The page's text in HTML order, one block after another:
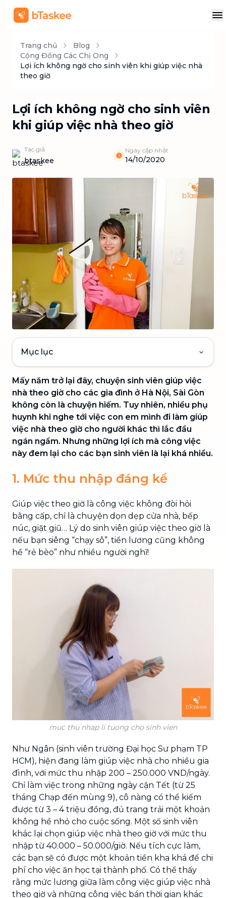
Trang chủ
Blog
Cộng Đồng Các Chị Ong
Lợi ích không ngờ cho sinh viên khi giúp việc nhà
theo giờ
Lợi ích không ngờ cho sinh viên
khi giúp việc nhà theo giờ
Tác giả
btaskee
Ngày cập nhật
14/10/2020
Mục lục
Mấy năm trở lại đây, chuyện sinh viên giúp việc
nhà theo giờ cho các gia đình ở Hà Nội, Sài Gòn
không còn là chuyện hiếm. Tuy nhiên, nhiều phụ
huynh khi nghe tới việc con em mình đi làm giúp
việc nhà theo giờ cho người khác thì lắc đầu
ngán ngẩm. Nhưng những lợi ích mà công việc
này đem lại cho các bạn sinh viên là lại khá nhiều.
1. Mức thu nhập đáng kể
Giúp việc theo giờ là công việc không đòi hỏi
bằng cấp, chỉ là chuyện dọn dẹp cửa nhà, bếp
núc, giặt giũ… Lý do sinh viên giúp việc theo giờ là
nếu bạn siêng “chạy sô”, tiền lương cũng không
hề “rẻ bèo” như nhiều người nghĩ!
muc thu nhap li tuong cho sinh vien
Như Ngân (sinh viên trường Đại học Sư phạm TP
HCM), hiện đang làm giúp việc nhà cho nhiều gia
đình, với mức thu nhập 200 – 250.000 VND/ngày.
Chỉ làm việc trong những ngày cận Tết (từ 25
tháng Chạp đến mùng 9), cô nàng có thể kiếm
được từ 3 – 4 triệu đồng, đủ trang trải một khoản
không hề nhỏ cho cuộc sống. Một số sinh viên
khác lại chọn giúp việc nhà theo giờ với mức thu
nhập từ 40.000 – 50.000/giờ. Nếu tích cực làm,
các bạn sẽ có được một khoản tiền kha khá để chi
phí cho việc ăn học tại thành phố. Có thể thấy
rằng mức lương giữa làm công việc giúp việc nhà
theo giờ và những công việc bán thời gian khác